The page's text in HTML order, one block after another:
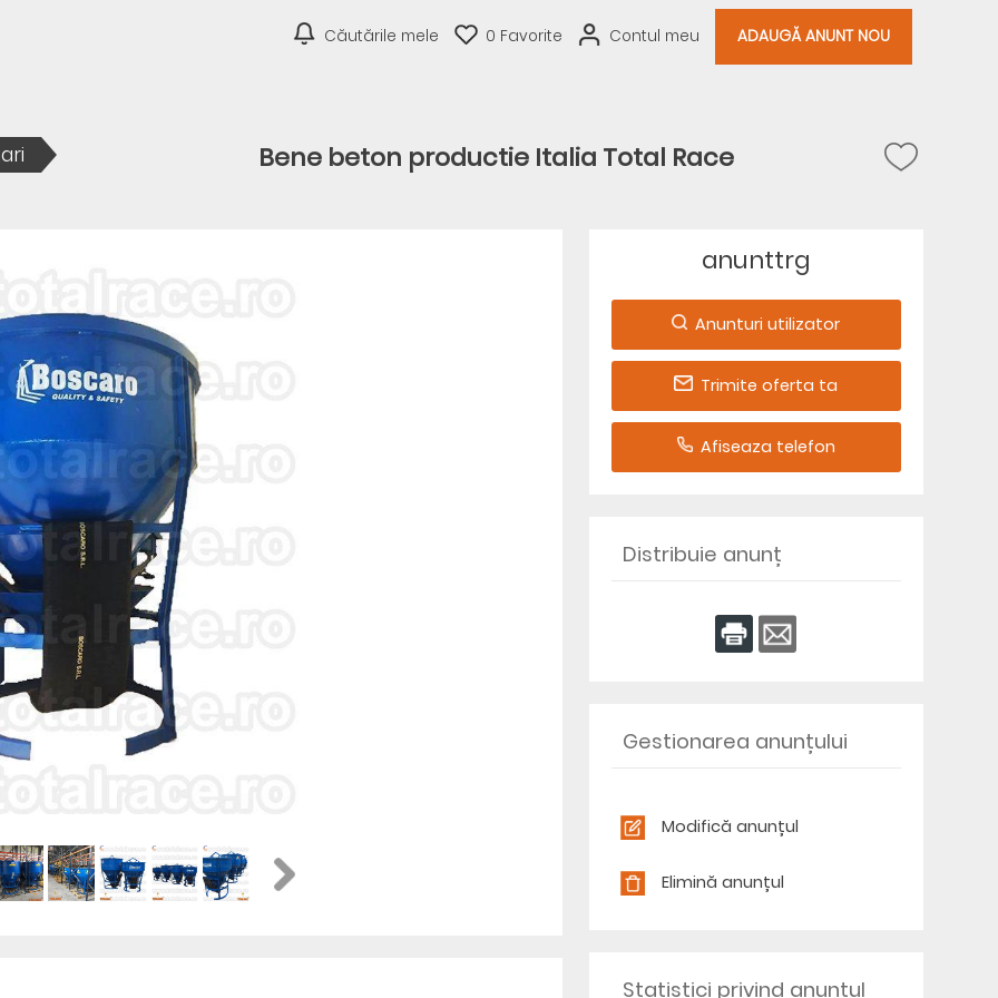
Căutările mele 0 Favorite Contul meu ADAUGĂ ANUNT NOU
Bene beton productie Italia Total Race
anunttrg
Anunturi utilizator
Trimite oferta ta
Afiseaza telefon
Distribuie anunț
Gestionarea anunțului
Modifică anunțul
Elimină anunțul
Statistici privind anunțul